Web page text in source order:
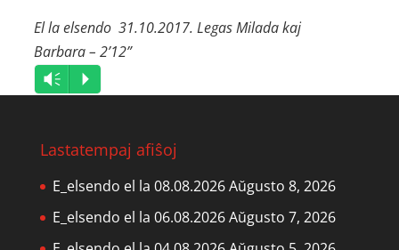
El la elsendo 31.10.2017. Legas Milada kaj
Barbara – 2’12”
Audio
Player
Vm P
Lastatempaj afiŝoj
E_elsendo el la 08.08.2026Aŭgusto 8, 2026
E_elsendo el la 06.08.2026Aŭgusto 7, 2026